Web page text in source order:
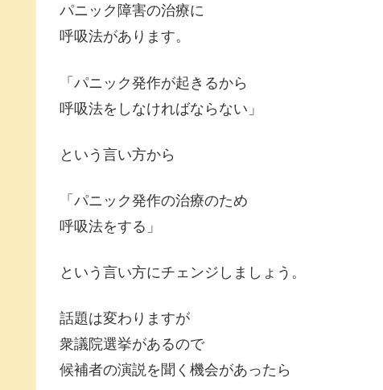
パニック障害の治療に
呼吸法があります。
「パニック発作が起きるから
呼吸法をしなければならない」
という言い方から
「パニック発作の治療のため
呼吸法をする」
という言い方にチェンジしましょう。
話題は変わりますが
衆議院選挙があるので
候補者の演説を聞く機会があったら